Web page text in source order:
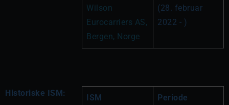
Wilson
Eurocarriers AS,
Bergen, Norge
(28. februar
2022 - )
Historiske ISM: ISM Periode